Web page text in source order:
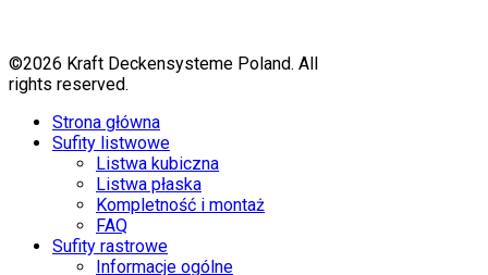
©2026 Kraft Deckensysteme Poland. All
rights reserved.
Strona główna
Sufity listwowe
Listwa kubiczna
Listwa płaska
Kompletność i montaż
FAQ
Sufity rastrowe
Informacje ogólne